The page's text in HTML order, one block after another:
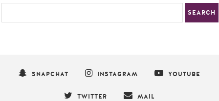
SNAPCHAT INSTAGRAM YOUTUBE
TWITTER MAIL